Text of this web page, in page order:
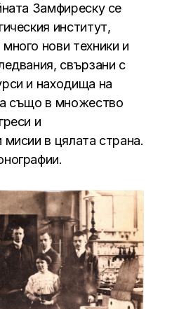
Замфиреску се
институт,
нови техники и
свързани с
и находища на
също в множество
и
мисии в цялата страна.